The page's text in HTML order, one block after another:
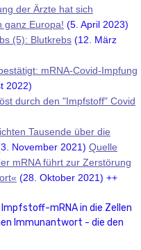
der Ärzte hat sich
ganz Europa! (5. April 2023)
(5): Blutkrebs (12. März
mRNA-Covid-Impfung
2022)
durch den "Impfstoff" Covid
Tausende über die
November 2021) Quelle
mRNA führt zur Zerstörung
(28. Oktober 2021) ++
mRNA in die Zellen
Immunantwort - die den